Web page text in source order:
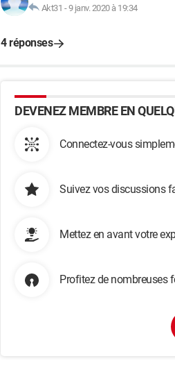
Akt31 -9 janv. 2020 à 19:34
4 réponses
DEVENEZ MEMBRE EN
Connectez-vous
Suivez vos discussions
Mettez en avant votre
Profitez de nombreuses